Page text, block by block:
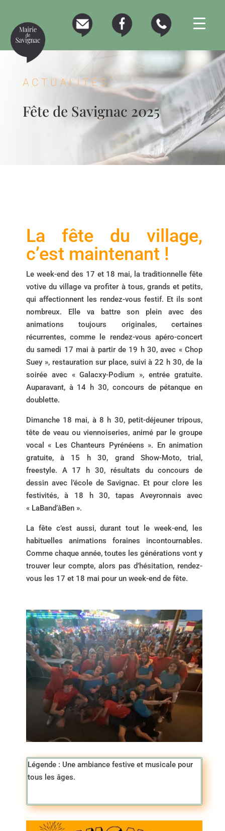
ACTUALITÉS
Fête de Savignac 2025
La fête du village,
c’est maintenant !
Le week-end des 17 et 18 mai, la traditionnelle fête
votive du village va profiter à tous, grands et petits,
qui affectionnent les rendez-vous festif. Et ils sont
nombreux. Elle va battre son plein avec des
animations toujours originales, certaines
récurrentes, comme le rendez-vous apéro-concert
du samedi 17 mai à partir de 19 h 30, avec « Chop
Suey », restauration sur place, suivi à 22 h 30, de la
soirée avec « Galacxy-Podium », entrée gratuite.
Auparavant, à 14 h 30, concours de pétanque en
doublette.
Dimanche 18 mai, à 8 h 30, petit-déjeuner tripous,
tête de veau ou viennoiseries, animé par le groupe
vocal « Les Chanteurs Pyrénéens ». En animation
gratuite, à 15 h 30, grand Show-Moto, trial,
freestyle. A 17 h 30, résultats du concours de
dessin avec l’école de Savignac. Et pour clore les
festivités, à 18 h 30, tapas Aveyronnais avec
« LaBand’àBen ».
La fête c’est aussi, durant tout le week-end, les
habituelles animations foraines incontournables.
Comme chaque année, toutes les générations vont y
trouver leur compte, alors pas d’hésitation, rendez-
vous les 17 et 18 mai pour un week-end de fête.
Légende : Une ambiance festive et musicale pour
tous les âges.